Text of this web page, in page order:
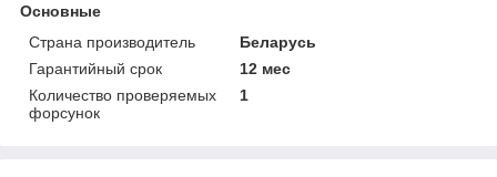
Основные
Страна производитель
Беларусь
Гарантийный срок
12 мес
Количество проверяемых
форсунок
1